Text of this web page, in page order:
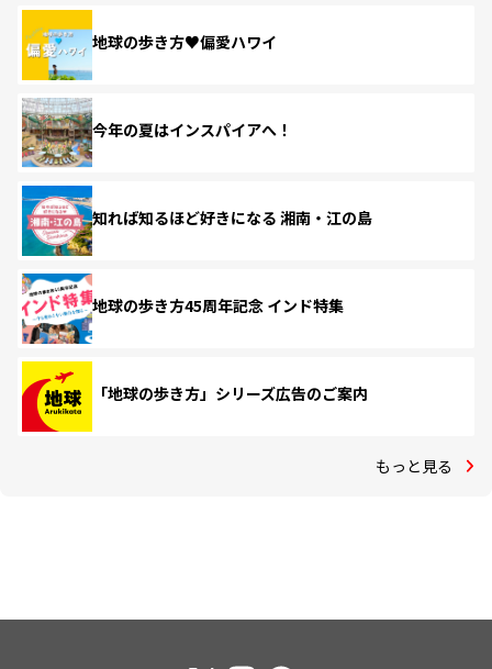
地球の歩き方♥偏愛ハワイ
今年の夏はインスパイアへ！
知れば知るほど好きになる 湘南・江の島
地球の歩き方45周年記念 インド特集
「地球の歩き方」シリーズ広告のご案内
もっと見る